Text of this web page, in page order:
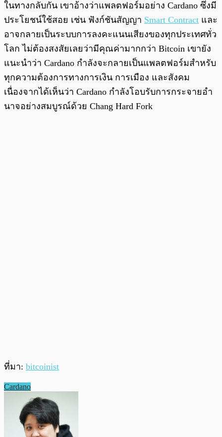
ในทางกลับกัน เขาอ้างว่าแพลตฟอร์มอย่าง Cardano ซึ่งมี
ประโยชน์ใช้สอย เช่น ฟังก์ชันสัญญา Smart Contract และ
อาจกลายเป็นระบบการลงคะแนนเสียงของทุกประเทศทั่ว
โลก ไม่ต้องสงสัยเลยว่ามีคุณค่ามากกว่า Bitcoin เขายัง
แนะนำว่า Cardano กำลังจะกลายเป็นแพลตฟอร์มสำหรับ
ทุกความต้องการทางการเงิน การเมือง และสังคม
เนื่องจากได้เห็นว่า Cardano กำลังโอบรับการกระจายอำ
นาจอย่างสมบูรณ์ด้วย Chang Hard Fork
ที่มา: bitcoinist
Cardano